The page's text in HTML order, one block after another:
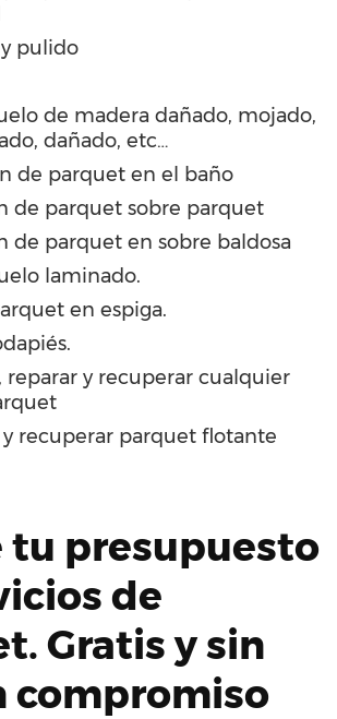
pulido
de madera dañado, mojado,
dañado, etc…
de parquet en el baño
de parquet sobre parquet
de parquet en sobre baldosa
laminado.
en espiga.
reparar y recuperar cualquier
y recuperar parquet flotante
tu presupuesto
de
Gratis y sin
compromiso